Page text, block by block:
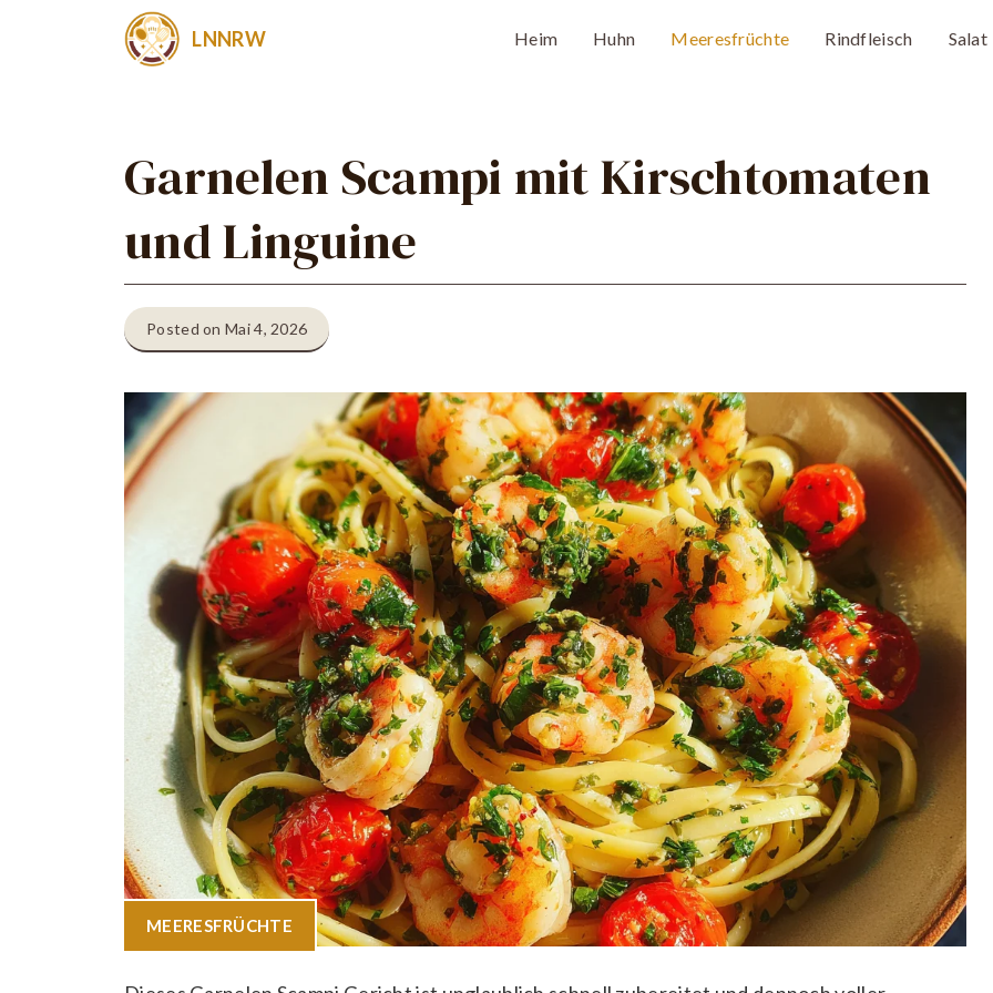
LNNRW Heim Huhn Meeresfrüchte Rindfleisch Salat
Garnelen Scampi mit Kirschtomaten
und Linguine
Posted on Mai 4, 2026
MEERESFRÜCHTE